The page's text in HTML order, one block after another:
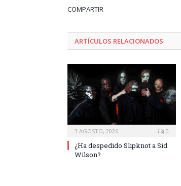
COMPARTIR
ARTÍCULOS RELACIONADOS
3 AGOSTO, 2026 0
¿Ha despedido Slipknot a Sid
Wilson?